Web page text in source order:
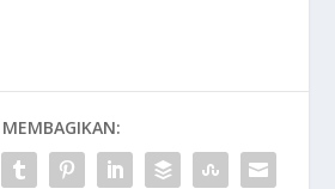
MEMBAGIKAN: